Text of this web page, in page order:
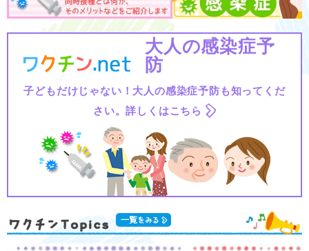
大人の感染症予
防
子どもだけじゃない！大人の感染症予防も知ってくだ
さい。詳しくはこちら